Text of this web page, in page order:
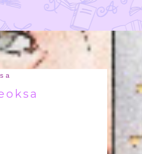
nesse livro